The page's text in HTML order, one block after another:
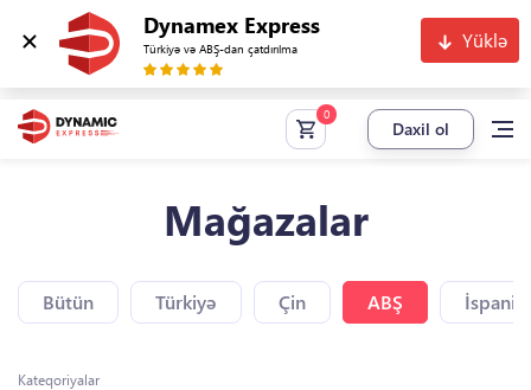
Dynamex Express
Türkiyə və ABŞ-dan çatdırılma Yüklə
Daxil ol
Mağazalar
Bütün Türkiyə Çin ABŞ
Kateqoriyalar